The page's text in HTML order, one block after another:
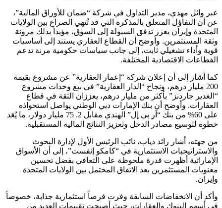
عبر وائل مهدي، مدير التداول في شركة “ضمان للأوراق المالية”،
عن أن التفاؤل المتعلق بالمذكرة التي قد تُنهي الصراع بين الولايات
المتحدة وإيران يعزز تدفق السيولة إلى السوق، مؤيداً بذلك مرونة
وثقة المستثمرين. وأوضح أن القطاع العقاري يستند إلى أساسيات
قوية وأداء تشغيلي ثابت، إلى جانب سياسات حكومية مرنة تدعم
القطاعات الاقتصادية المختلفة.
كما أشار إلى أن إعلان شركة “إعمار العقارية” عن مشروع بقيمة
200 مليار درهم، ونجاح “الدار العقارية” في بيع وحدات مشروع
“الغدير جاردنز” بأكثر من مليار درهم، يعززان الثقة في قطاع
العقارات. وأوضح أن بنك الإمارات دبي الوطني يواصل استحواذه
على 60% من بنك “آر بي إل” الهندي مقابل 2. 75 مليار دولار، ما يُعَد
خطوة لتوسيع مصادر الدخل وتعزيز النتائج المالية المستقبلية.
من جهته، أشار رائد دياب، نائب الرئيس الأول لإدارة البحوث
والاستراتيجيات الاستثمارية في “كامكو إنفست”، إلى أن الأسواق
الإماراتية أظهرت قدرة ملحوظة على التعافي بفضل تحسين
معنويات المستثمرين بعد الاتفاق المحتمل بين الولايات المتحدة
وإيران.
وأكد أن الانخفاضات السابقة وفرت فرصاً استثمارية جذابة، خصوصاً
في أسهم البنوك والعقارات، حيث أصبحت تقييمات العديد من